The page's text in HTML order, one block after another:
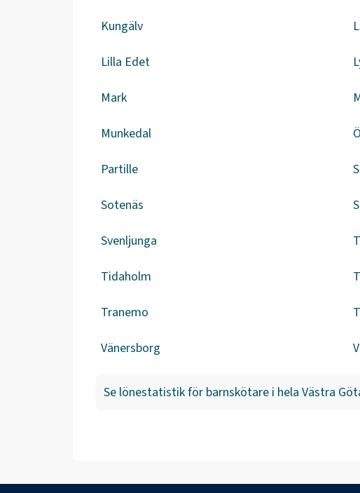
Kungälv
Lilla Edet
Mark
Munkedal
Partille
Sotenäs
Svenljunga
Tidaholm
Tranemo
Vänersborg
Se lönestatistik för barnskötare i hela Västra